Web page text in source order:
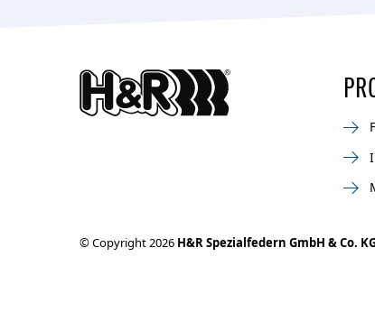
© Copyright 2026 H&R Spezialfedern GmbH & Co.